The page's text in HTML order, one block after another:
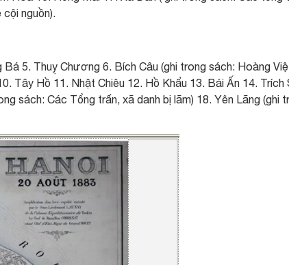
nguồn).
Bá 5. Thuỵ Chương 6. Bích Câu (ghi trong sách: Hoàng
Tây Hồ 11. Nhật Chiêu 12. Hồ Khẩu 13. Bái Ấn 14. Trích
sách: Các Tổng trấn, xã danh bị lãm) 18. Yên Lãng (ghi